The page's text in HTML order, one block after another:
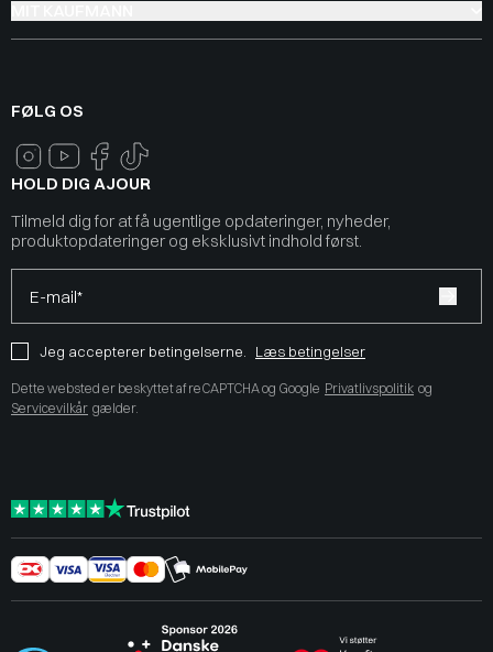
FØLG OS
HOLD DIG AJOUR
Tilmeld dig for at få ugentlige opdateringer, nyheder,
produktopdateringer og eksklusivt indhold først.
E-mail*
Jeg accepterer betingelserne. Læs betingelser
Dette websted er beskyttet af reCAPTCHA og Google Privatlivspolitik og
Servicevilkår gælder.